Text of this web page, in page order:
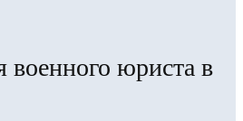
военного юриста в